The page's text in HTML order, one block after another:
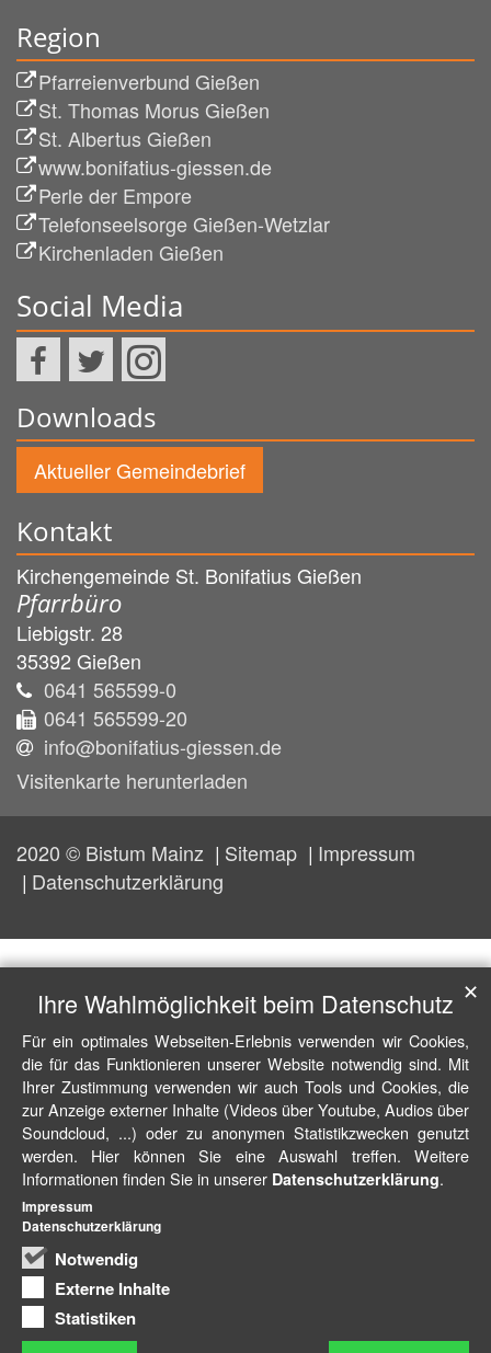
Region
Pfarreienverbund Gießen
St. Thomas Morus Gießen
St. Albertus Gießen
www.bonifatius-giessen.de
Perle der Empore
Telefonseelsorge Gießen-Wetzlar
Kirchenladen Gießen
Social Media
Downloads
Aktueller Gemeindebrief
Kontakt
Kirchengemeinde St. Bonifatius Gießen
Pfarrbüro
Liebigstr. 28
35392 Gießen
0641 565599-0
0641 565599-20
info@bonifatius-giessen.de
Visitenkarte herunterladen
2020 © Bistum Mainz Sitemap
Impressum
Datenschutzerklärung
Ihre Wahlmöglichkeit beim Datenschutz
Für ein optimales Webseiten-Erlebnis verwenden wir Cookies,
die für das Funktionieren unserer Website notwendig sind. Mit
Ihrer Zustimmung verwenden wir auch Tools und Cookies, die
zur Anzeige externer Inhalte (Videos über Youtube, Audios über
Soundcloud, ...) oder zu anonymen Statistikzwecken genutzt
werden. Hier können Sie eine Auswahl treffen. Weitere
Informationen finden Sie in unserer Datenschutzerklärung.
Notwendig
Externe Inhalte
Statistiken
✕
Impressum
Datenschutzerklärung